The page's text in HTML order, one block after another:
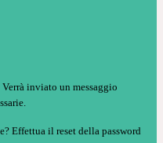
Verrà inviato un messaggio
Effettua il reset della password